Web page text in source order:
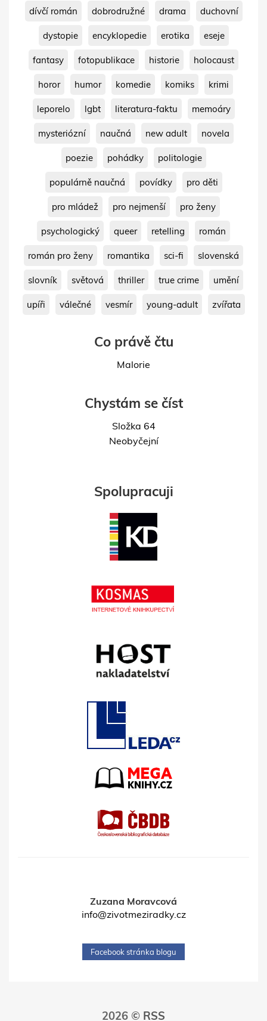
dívčí román dobrodružné drama duchovní
dystopie encyklopedie erotika eseje
fantasy fotopublikace historie holocaust
horor humor komedie komiks krimi
leporelo lgbt literatura-faktu memoáry
mysteriózní naučná new adult novela
poezie pohádky politologie
populárně naučná povídky pro děti
pro mládež pro nejmenší pro ženy
psychologický queer retelling román
román pro ženy romantika sci-fi slovenská
slovník světová thriller true crime umění
upíři válečné vesmír young-adult zvířata
Co právě čtu
Malorie
Chystám se číst
Složka 64
Neobyčejní
Spolupracuji
Zuzana Moravcová
info@zivotmeziradky.cz
Facebook stránka blogu
2026 © RSS